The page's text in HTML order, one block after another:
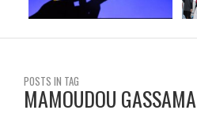
POSTS IN TAG
MAMOUDOU GASSAMA